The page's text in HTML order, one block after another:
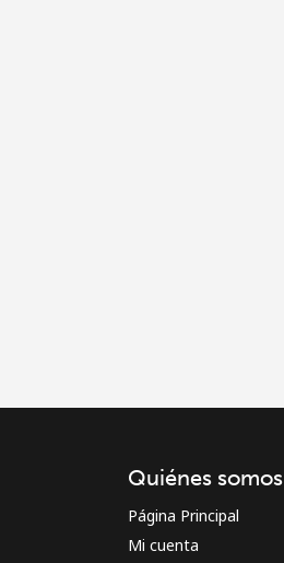
Quiénes somos
Página Principal
Mi cuenta